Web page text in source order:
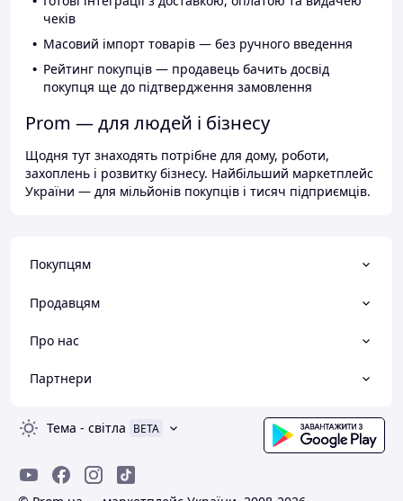
чеків
Масовий імпорт товарів — без ручного введення
Рейтинг покупців — продавець бачить досвід
покупця ще до підтвердження замовлення
Prom — для людей і бізнесу
Щодня тут знаходять потрібне для дому, роботи,
захоплень і розвитку бізнесу. Найбільший маркетплейс
України — для мільйонів покупців і тисяч підприємців.
Покупцям
Продавцям
Про нас
Партнери
Тема - світла BETA